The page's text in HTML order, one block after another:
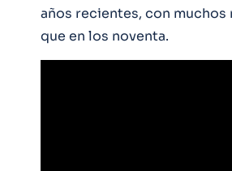
años recientes, con muchos
que en los noventa.